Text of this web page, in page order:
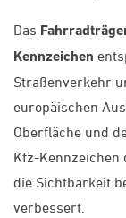
Das
Kennzeichen
Straßenverkehr
europäischen
Oberfläche und
Kfz-Kennzeichen
die Sichtbarkeit
verbessert.